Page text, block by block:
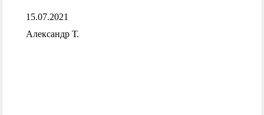
15.07.2021
Александр Т.